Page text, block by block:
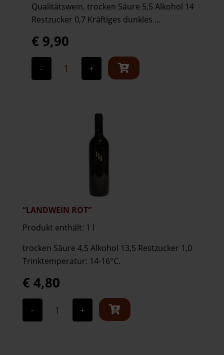
Qualitätswein, trocken Säure 5,5 Alkohol 14
Restzucker 0,7 Kräftiges dunkles ...
€9,90
-
TintoRosso
Menge +
“LANDWEIN ROT”
Produkt enthält: 1 l
trocken Säure 4,5 Alkohol 13,5 Restzucker 1,0
Trinktemperatur: 14-16°C.
€4,80
-
"Landwein
Rot"
Menge +